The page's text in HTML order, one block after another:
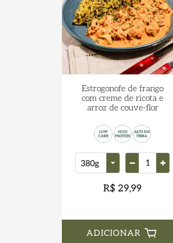
Estrogonofe de frango
com creme de ricota e
arroz de couve-flor
R$ 29,99
ADICIONAR